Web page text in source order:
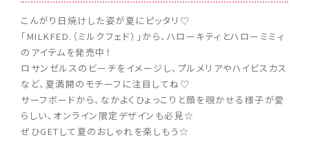
こんがり日焼けした姿が夏にピッタリ♡
「MILKFED.（ミルクフェド）」から、ハローキティとハローミミィ
のアイテムを発売中！
ロサンゼルスのビーチをイメージし、プルメリアやハイビスカス
など、夏満開のモチーフに注目してね♡
サーフボードから、なかよくひょっこりと顔を覗かせる様子が愛
らしい、オンライン限定デザインも必見☆
ぜひGETして夏のおしゃれを楽しもう☆